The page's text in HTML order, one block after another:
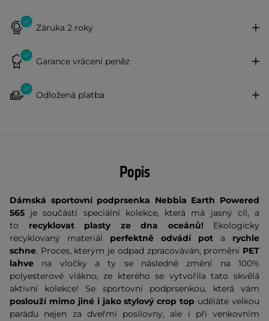
Záruka 2 roky
Garance vrácení peněz
Odložená platba
Popis
Dámská sportovní podprsenka Nebbia Earth Powered
565 je součástí speciální kolekce, která má jasný cíl, a
to recyklovat plasty ze dna oceánů! Ekologicky
recyklovaný materiál perfektně odvádí pot a rychle
schne. Proces, kterým je odpad zpracováván, promění PET
lahve na vločky a ty se následně změní na 100%
polyesterové vlákno, ze kterého se vytvořila tato skvělá
aktivní kolekce! Se sportovní podprsenkou, která vám
poslouží mimo jiné i jako stylový crop top uděláte velkou
parádu nejen za dveřmi posilovny, ale i při venkovním